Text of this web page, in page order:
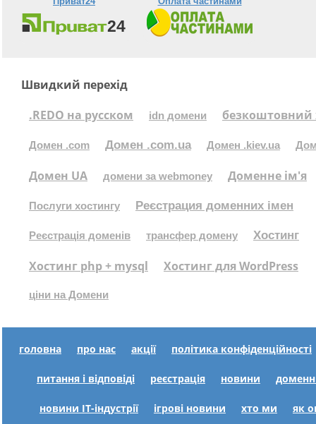
Швидкий перехід
.REDO на русском
idn домени безкоштовний
Домен .com Домен .com.ua Домен .kiev.ua
Домен UA домени за webmoney Доменне ім'я
Послуги хостингу Реєстрация доменних імен
Реєстрація доменів трансфер домену Хостинг
Хостинг php + mysql Хостинг для WordPress
ціни на Домени
головна про нас акції політика конфіденційності
питання і відповіді реєстрація новини
новини IT-індустрії ігрові новини хто ми як